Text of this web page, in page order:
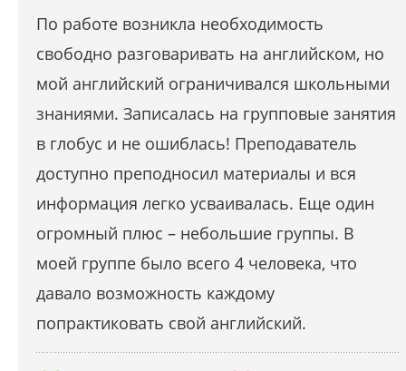
По работе возникла необходимость
свободно разговаривать на английском, но
мой английский ограничивался школьными
знаниями. Записалась на групповые занятия
в глобус и не ошиблась! Преподаватель
доступно преподносил материалы и вся
информация легко усваивалась. Еще один
огромный плюс – небольшие группы. В
моей группе было всего 4 человека, что
давало возможность каждому
попрактиковать свой английский.